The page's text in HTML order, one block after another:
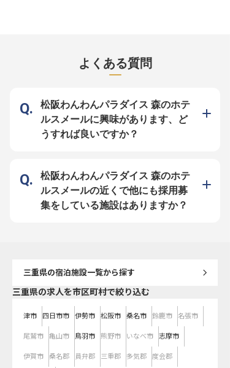
チェア付きの広い客室が好評のビジ
ネスホテルです。※この求人は2022
心して旅行を楽しんでいただくため
の充実したアメニティも大変好評！
『すべてのお客様を笑顔に』をテー
旅館で鳥羽の魅力をお届け！… 日本
の旅館文化をお楽しみいただける伝
統的な面もありながら、SNS運用を
活発的に行なっており、初投稿の動
画はすぐに200万回再生を突破。和
装から私服に着替えバイクで颯爽と
とトレンドのお仕事が両方楽しめる
点は、鳥羽ビューホテル花真珠なら
ではです！
上げてい
柄や和
ユニーク
よくある質問
松阪わんわんパラダイス 森のホテ
ルスメールに興味があります、ど
うすれば良いですか？
松阪わんわんパラダイス 森のホテ
ルスメールの近くで他にも採用募
集をしている施設はありますか？
三重県の宿泊施設一覧から探す
三重県の求人を市区町村で絞り込む
津市 四日市市 伊勢市 松阪市 桑名市 鈴鹿市 名張市
尾鷲市 亀山市 鳥羽市 熊野市 いなべ市 志摩市
伊賀市 桑名郡 員弁郡 三重郡 多気郡 度会郡